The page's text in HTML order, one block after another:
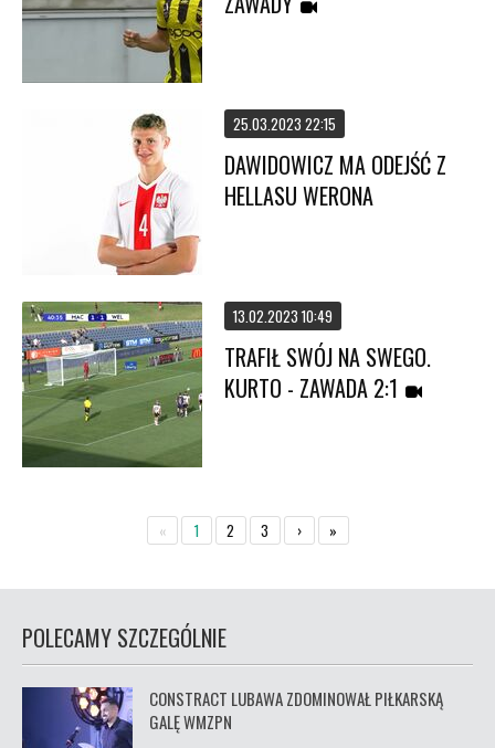
25.03.2023 22:15
DAWIDOWICZ MA ODEJŚĆ Z
HELLASU WERONA
13.02.2023 10:49
TRAFIŁ SWÓJ NA SWEGO.
KURTO - ZAWADA 2:1
« 1 2 3 › »
POLECAMY SZCZEGÓLNIE
CONSTRACT LUBAWA ZDOMINOWAŁ PIŁKARSKĄ
GALĘ WMZPN